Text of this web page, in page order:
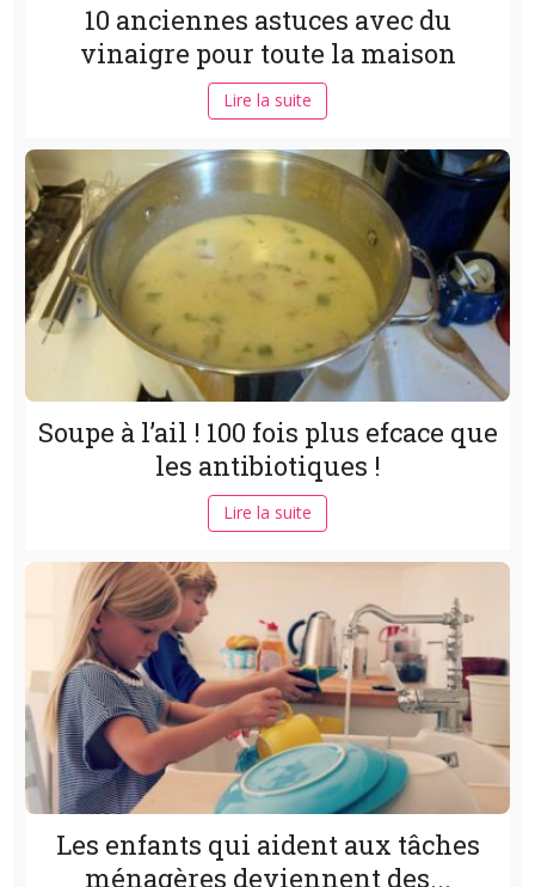
10 anciennes astuces avec du
vinaigre pour toute la maison
Lire la suite
Soupe à l’ail ! 100 fois plus efcace que
les antibiotiques !
Lire la suite
Les enfants qui aident aux tâches
ménagères deviennent des...